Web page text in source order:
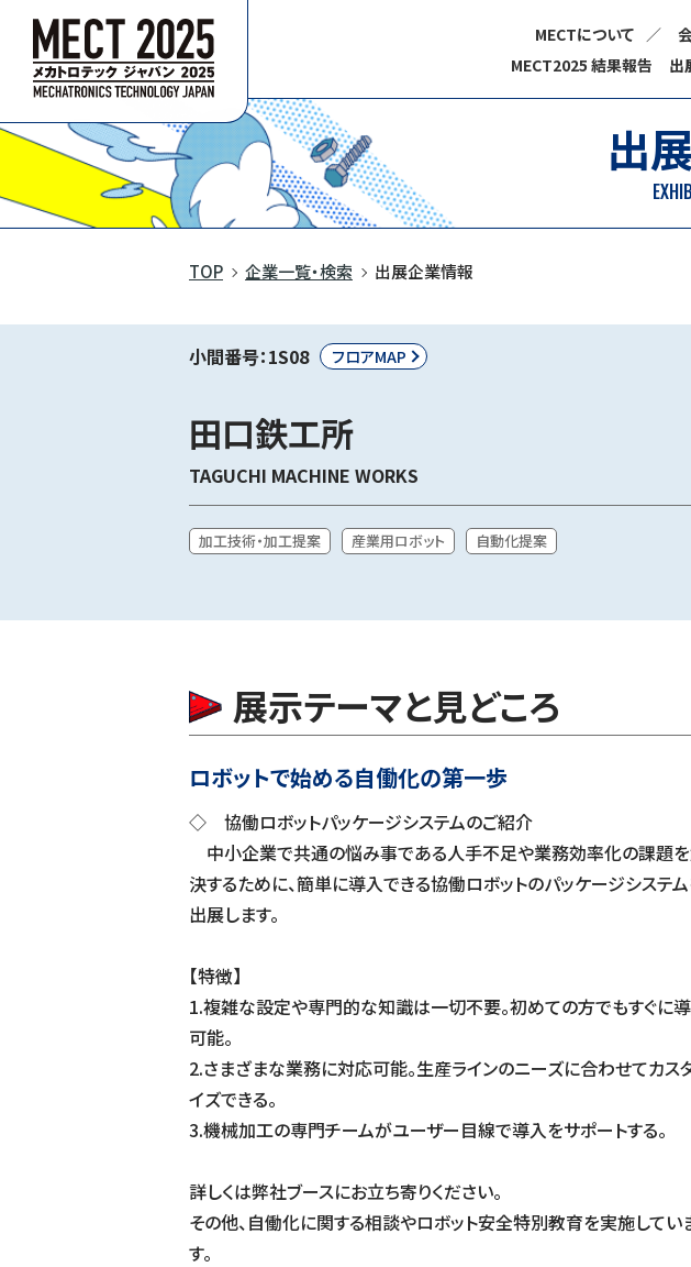
MECTについて
MECT2025 結果報告
出
出
TOP 企業一覧・検索 出展企業情報
小間番号：1S08 フロアMAP
田口鉄工所
TAGUCHI MACHINE WORKS
加工技術・加工提案 産業用ロボット 自動化提案
展示テーマと見どころ
ロボットで始める自働化の第一歩
◇ 協働ロボットパッケージシステムのご紹介
中小企業で共通の悩み事である人手不足や業務効率化の課題
決するために、簡単に導入できる協働ロボットのパッケージシステ
出展します。
【特徴】
1.複雑な設定や専門的な知識は一切不要。初めての方でもすぐに
可能。
2.さまざまな業務に対応可能。生産ラインのニーズに合わせてカス
イズできる。
3.機械加工の専門チームがユーザー目線で導入をサポートする。
詳しくは弊社ブースにお立ち寄りください。
その他、自働化に関する相談やロボット安全特別教育を実施してい
す。